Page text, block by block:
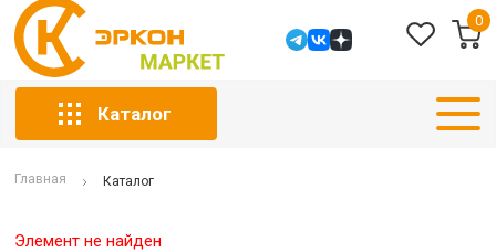
0
Каталог
Главная Каталог
Элемент не найден